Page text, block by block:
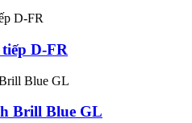
D-FR
Brill Blue GL